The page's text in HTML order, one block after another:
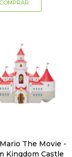
The Movie -
Kingdom Castle